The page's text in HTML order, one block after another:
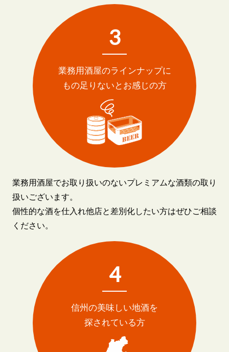
3
業務用酒屋のラインナップに
もの足りないとお感じの方
業務用酒屋でお取り扱いのないプレミアムな酒類の取り
扱いございます。
個性的な酒を仕入れ他店と差別化したい方はぜひご相談
ください。
4
信州の美味しい地酒を
探されている方